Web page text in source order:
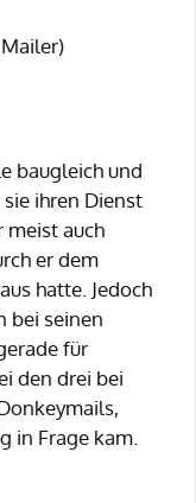
baugleich und
ihren Dienst
auch
er dem
hatte. Jedoch
bei seinen
für
den drei bei
in Frage kam.